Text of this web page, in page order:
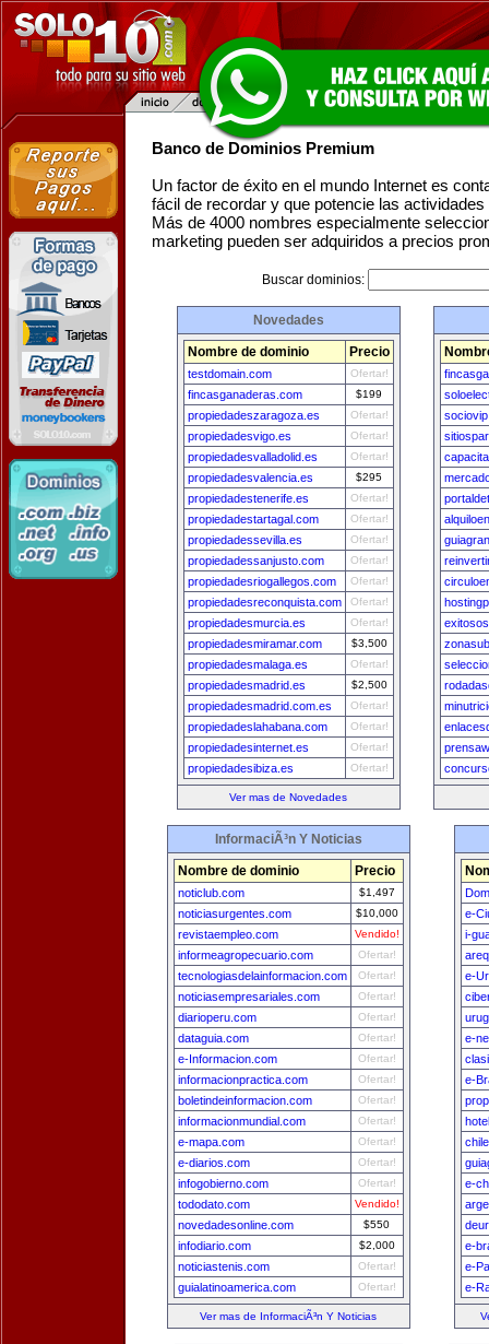
Banco de Dominios Premium
Un factor de éxito en el mundo Internet es
fácil de recordar y que potencie las
Más de 4000 nombres especialmente
marketing pueden ser adquiridos a precios
Buscar dominios:
Novedades
Nombre de dominio Precio
testdomain.com Ofertar!
fincasganaderas.com $199
propiedadeszaragoza.es Ofertar!
propiedadesvigo.es Ofertar!
propiedadesvalladolid.es Ofertar!
propiedadesvalencia.es $295
propiedadestenerife.es Ofertar!
propiedadestartagal.com Ofertar!
propiedadessevilla.es Ofertar!
propiedadessanjusto.com Ofertar!
propiedadesriogallegos.com Ofertar!
propiedadesreconquista.com Ofertar!
propiedadesmurcia.es Ofertar!
propiedadesmiramar.com $3,500
propiedadesmalaga.es Ofertar!
propiedadesmadrid.es $2,500
propiedadesmadrid.com.es Ofertar!
propiedadeslahabana.com Ofertar!
propiedadesinternet.es Ofertar!
propiedadesibiza.es Ofertar!
Ver mas de Novedades
InformaciÃ³n Y Noticias
Nombre de dominio Precio
noticlub.com $1,497
noticiasurgentes.com $10,000
revistaempleo.com Vendido!
informeagropecuario.com Ofertar!
tecnologiasdelainformacion.com Ofertar!
noticiasempresariales.com Ofertar!
diarioperu.com Ofertar!
dataguia.com Ofertar!
e-Informacion.com Ofertar!
informacionpractica.com Ofertar!
boletindeinformacion.com Ofertar!
informacionmundial.com Ofertar!
e-mapa.com Ofertar!
e-diarios.com Ofertar!
infogobierno.com Ofertar!
tododato.com Vendido!
novedadesonline.com $550
infodiario.com $2,000
noticiastenis.com Ofertar!
guialatinoamerica.com Ofertar!
Ver mas de InformaciÃ³n Y Noticias
e-
i-
e-
e-
e-
e-
e-
e-
e-